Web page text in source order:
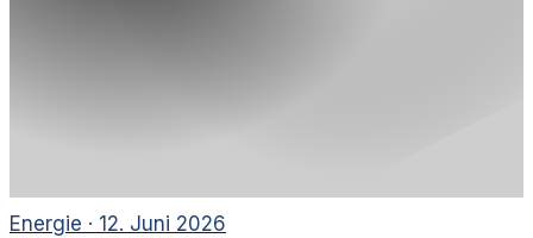
Energie · 12. Juni 2026